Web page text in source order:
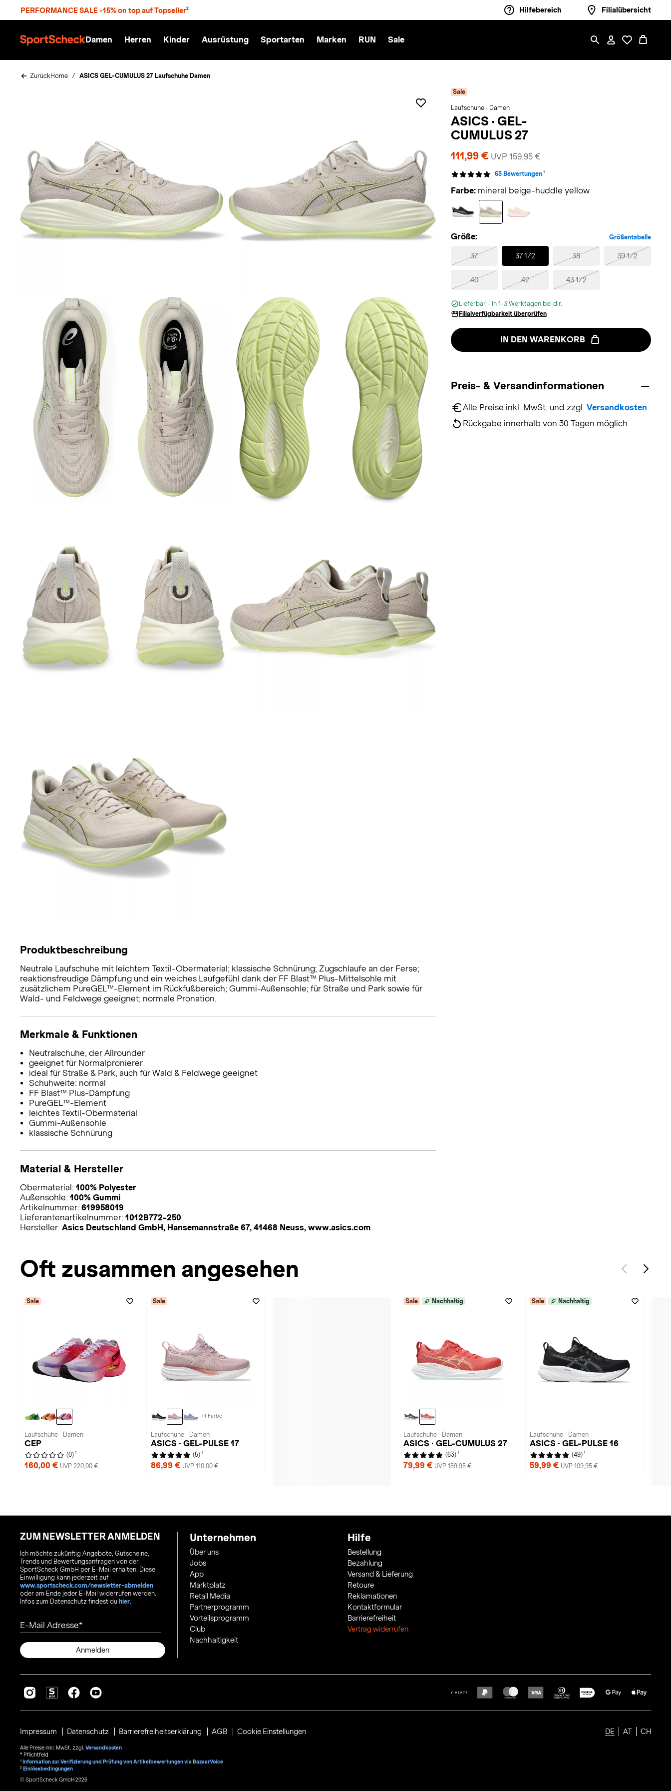
PERFORMANCE SALE -15% on top auf Topseller² Hilfebereich Filialübersicht
Damen Herren Kinder Ausrüstung Sportarten Marken RUN Sale
ZurückHome ASICS GEL-CUMULUS 27 Laufschuhe Damen
Sale
Laufschuhe · Damen
ASICS · GEL-
CUMULUS 27
111,99 € UVP 159,95 €
63 Bewertungen 1
Farbe: mineral beige-huddle yellow
Größe: Größentabelle
37 37 1/2
Selected
38 39 1/2
40 42 43 1/2
Lieferbar - In 1-3 Werktagen bei dir.
Filialverfügbarkeit überprüfen
IN DEN WARENKORB
Preis- & Versandinformationen
Alle Preise inkl. MwSt. und zzgl. Versandkosten
Rückgabe innerhalb von 30 Tagen möglich
Produktbeschreibung
Neutrale Laufschuhe mit leichtem Textil-Obermaterial; klassische Schnürung; Zugschlaufe an der Ferse;
reaktionsfreudige Dämpfung und ein weiches Laufgefühl dank der FF Blast™ Plus-Mittelsohle mit
zusätzlichem PureGEL™-Element im Rückfußbereich; Gummi-Außensohle; für Straße und Park sowie für
Wald- und Feldwege geeignet; normale Pronation.
Merkmale & Funktionen
Neutralschuhe, der Allrounder
geeignet für Normalpronierer
ideal für Straße & Park, auch für Wald & Feldwege geeignet
Schuhweite: normal
FF Blast™ Plus-Dämpfung
PureGEL™-Element
leichtes Textil-Obermaterial
Gummi-Außensohle
klassische Schnürung
Material & Hersteller
Obermaterial: 100% Polyester
Außensohle: 100% Gummi
Artikelnummer: 619958019
Lieferantenartikelnummer: 1012B772-250
Hersteller: Asics Deutschland GmbH, Hansemannstraße 67, 41468 Neuss, www.asics.com
Oft zusammen angesehen
Sale
Laufschuhe · Damen
CEP
(0) 1
160,00 € UVP 220,00 €
Sale
+1 Farbe
Laufschuhe · Damen
ASICS · GEL-PULSE 17
(5) 1
86,99 € UVP 110,00 €
Sale Nachhaltig
Laufschuhe · Damen
ASICS · GEL-CUMULUS 27
(63) 1
79,99 € UVP 159,95 €
Sale Nachhaltig
Laufschuhe · Damen
ASICS · GEL-PULSE 16
(49) 1
59,99 € UVP 109,95 €
ZUM NEWSLETTER ANMELDEN
Ich möchte zukünftig Angebote, Gutscheine,
Trends und Bewertungsanfragen von der
SportScheck GmbH per E-Mail erhalten. Diese
Einwilligung kann jederzeit auf
www.sportscheck.com/newsletter-abmelden
oder am Ende jeder E-Mail widerrufen werden.
Infos zum Datenschutz findest du hier.
E-Mail Adresse
Anmelden
Unternehmen
Über uns
Jobs
App
Marktplatz
Retail Media
Partnerprogramm
Vorteilsprogramm
Club
Nachhaltigkeit
Hilfe
Bestellung
Bezahlung
Versand & Lieferung
Retoure
Reklamationen
Kontaktformular
Barrierefreiheit
Vertrag widerrufen
DE AT CH
Impressum Datenschutz Barrierefreiheitserklärung AGB Cookie Einstellungen
Alle Preise inkl. MwSt. zzgl. Versandkosten
* Pflichtfeld
1 Information zur Verifizierung und Prüfung von Artikelbewertungen via BazaarVoice
² Einlösebedingungen
© SportScheck GmbH 2026